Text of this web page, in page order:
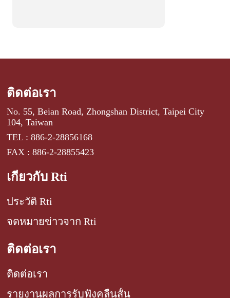
ติดต่อเรา
No. 55, Beian Road, Zhongshan District, Taipei City
104, Taiwan
TEL : 886-2-28856168
FAX : 886-2-28855423
เกี่ยวกับ Rti
ประวัติ Rti
จดหมายข่าวจาก Rti
ติดต่อเรา
ติดต่อเรา
รายงานผลการรับฟังคลื่นสั้น